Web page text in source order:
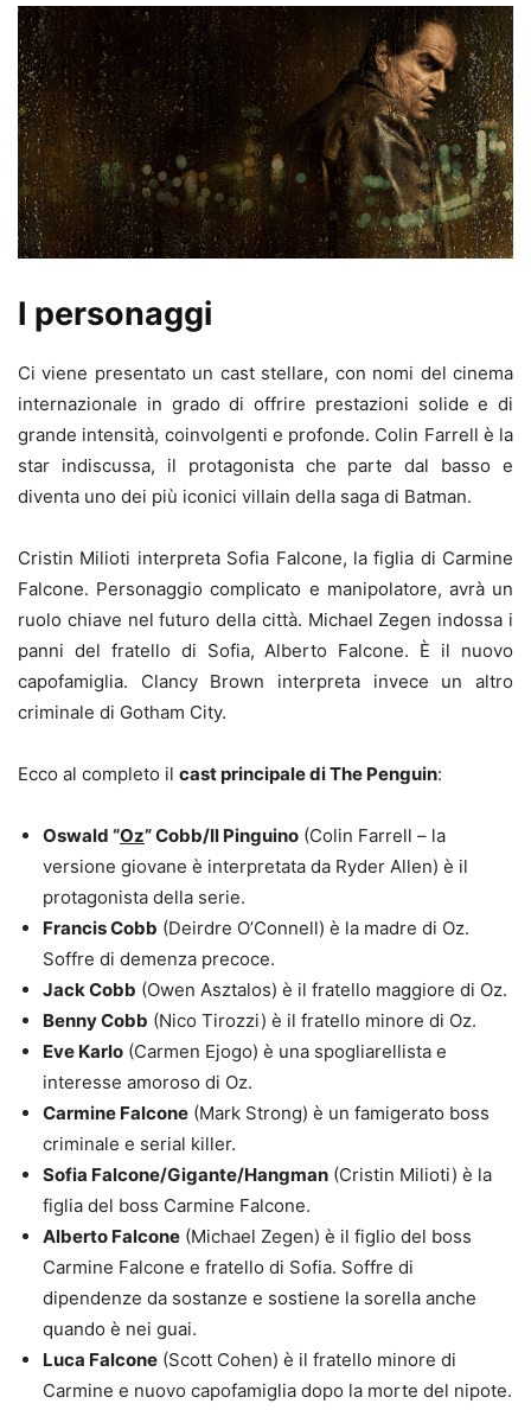
I personaggi
Ci viene presentato un cast stellare, con nomi del cinema
internazionale in grado di offrire prestazioni solide e di
grande intensità, coinvolgenti e profonde. Colin Farrell è la
star indiscussa, il protagonista che parte dal basso e
diventa uno dei più iconici villain della saga di Batman.
Cristin Milioti interpreta Sofia Falcone, la figlia di Carmine
Falcone. Personaggio complicato e manipolatore, avrà un
ruolo chiave nel futuro della città. Michael Zegen indossa i
panni del fratello di Sofia, Alberto Falcone. È il nuovo
capofamiglia. Clancy Brown interpreta invece un altro
criminale di Gotham City.
Ecco al completo il cast principale di The Penguin:
Oswald “Oz” Cobb/Il Pinguino (Colin Farrell – la
versione giovane è interpretata da Ryder Allen) è il
protagonista della serie.
Francis Cobb (Deirdre O’Connell) è la madre di Oz.
Soffre di demenza precoce.
Jack Cobb (Owen Asztalos) è il fratello maggiore di Oz.
Benny Cobb (Nico Tirozzi) è il fratello minore di Oz.
Eve Karlo (Carmen Ejogo) è una spogliarellista e
interesse amoroso di Oz.
Carmine Falcone (Mark Strong) è un famigerato boss
criminale e serial killer.
Sofia Falcone/Gigante/Hangman (Cristin Milioti) è la
figlia del boss Carmine Falcone.
Alberto Falcone (Michael Zegen) è il figlio del boss
Carmine Falcone e fratello di Sofia. Soffre di
dipendenze da sostanze e sostiene la sorella anche
quando è nei guai.
Luca Falcone (Scott Cohen) è il fratello minore di
Carmine e nuovo capofamiglia dopo la morte del nipote.